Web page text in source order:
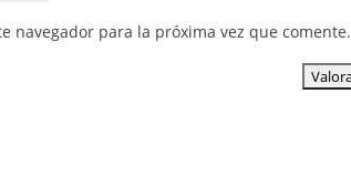
navegador para la próxima vez que comente.